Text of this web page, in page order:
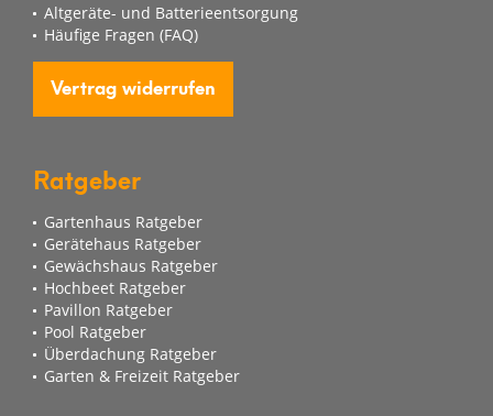
Altgeräte- und Batterieentsorgung
Häufige Fragen (FAQ)
Vertrag widerrufen
Ratgeber
Gartenhaus Ratgeber
Gerätehaus Ratgeber
Gewächshaus Ratgeber
Hochbeet Ratgeber
Pavillon Ratgeber
Pool Ratgeber
Überdachung Ratgeber
Garten & Freizeit Ratgeber